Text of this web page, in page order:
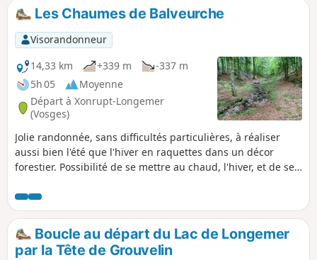
Il nous guide jusqu'au Saut de la
Bourrique. Encore quelques
hectomètres de montée et nous
arrivons, après l'Urson, sur un large
sentier qui nous mène au Col du Haut
de la Côte. Une partie sur route en
montée et la descente commence avec
des endroits plus délicats que d'autres.
Avant de regagner le départ, un
magnifique point de vue à la Roche du
Renard.
Les Chaumes de Balveurche
Visorandonneur
14,33 km
+339 m
-337 m
5h 05
Moyenne
Départ à Xonrupt-Longemer
(Vosges)
Jolie randonnée, sans difficultés particulières, à réaliser
aussi bien l'été que l'hiver en raquettes dans un décor
forestier. Possibilité de se mettre au chaud, l'hiver, et de se
Boucle au départ du Lac de Longemer
par la Tête de Grouvelin